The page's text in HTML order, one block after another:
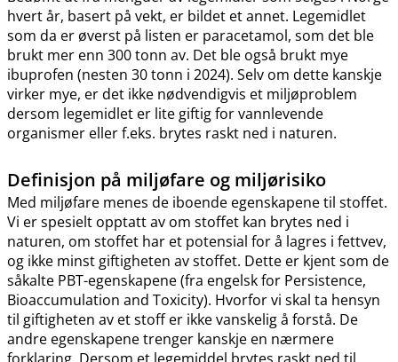
hvert år, basert på vekt, er bildet et annet. Legemidlet
som da er øverst på listen er paracetamol, som det ble
brukt mer enn 300 tonn av. Det ble også brukt mye
ibuprofen (nesten 30 tonn i 2024). Selv om dette kanskje
virker mye, er det ikke nødvendigvis et miljøproblem
dersom legemidlet er lite giftig for vannlevende
organismer eller f.eks. brytes raskt ned i naturen.
Definisjon på miljøfare og miljørisiko
Med miljøfare menes de iboende egenskapene til stoffet.
Vi er spesielt opptatt av om stoffet kan brytes ned i
naturen, om stoffet har et potensial for å lagres i fettvev,
og ikke minst giftigheten av stoffet. Dette er kjent som de
såkalte PBT-egenskapene (fra engelsk for Persistence,
Bioaccumulation and Toxicity). Hvorfor vi skal ta hensyn
til giftigheten av et stoff er ikke vanskelig å forstå. De
andre egenskapene trenger kanskje en nærmere